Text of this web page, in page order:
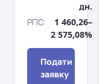
дн.
РПС
1 460,26–
2 575,08%
Подати
заявку